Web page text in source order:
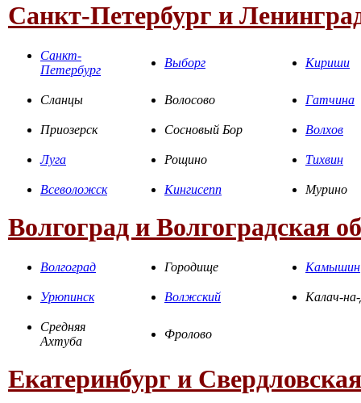
Санкт-Петербург и
Санкт-
Петербург
Выборг Кириши
Сланцы Волосово Гатчина
Приозерск Сосновый Бор Волхов
Луга Рощино Тихвин
Всеволожск Кингисепп Мурино
Волгоград и Волгоградская
Волгоград Городище Камышин
Урюпинск Волжский Калач-
Средняя
Ахтуба
Фролово
Екатеринбург и